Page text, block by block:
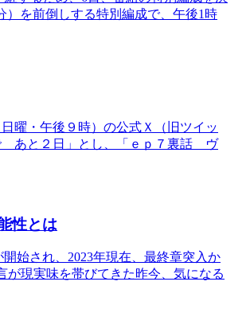
）を前倒しする特別編成で、午後1時
曜・午後９時）の公式Ｘ（旧ツイッ
あと２日」とし、「ｅｐ７裏話 ヴ
性とは
始され、2023年現在、最終章突入か
が現実味を帯びてきた昨今、気になる